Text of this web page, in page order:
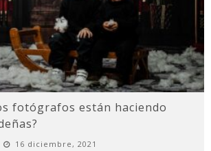
fotógrafos están haciendo
16 diciembre, 2021